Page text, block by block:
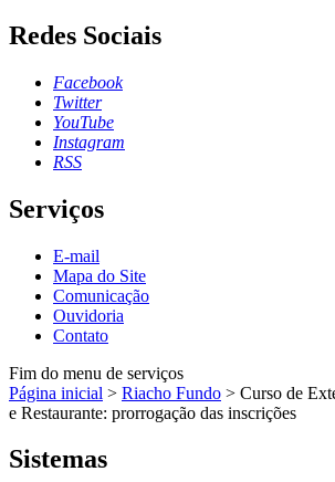
Redes Sociais
Facebook
Twitter
YouTube
Instagram
RSS
Serviços
E-mail
Mapa do Site
Comunicação
Ouvidoria
Contato
Fim do menu de serviços
Página inicial > Riacho Fundo > Curso de
e Restaurante: prorrogação das inscrições
Sistemas